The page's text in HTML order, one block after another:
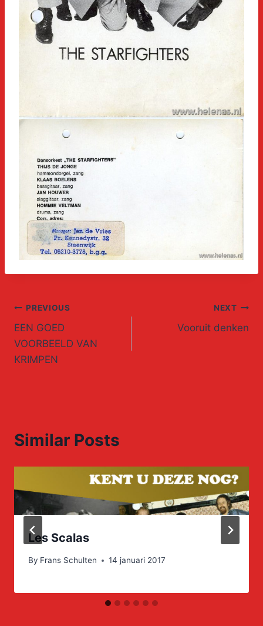
Post
navigation
PREVIOUS
EEN GOED
VOORBEELD VAN
KRIMPEN
NEXT
Vooruit denken
Similar Posts
Les Scalas
By Frans Schulten 14 januari 2017